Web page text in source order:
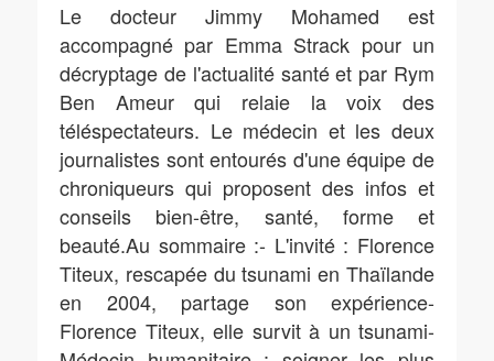
Le docteur Jimmy Mohamed est
accompagné par Emma Strack pour un
décryptage de l'actualité santé et par Rym
Ben Ameur qui relaie la voix des
téléspectateurs. Le médecin et les deux
journalistes sont entourés d'une équipe de
chroniqueurs qui proposent des infos et
conseils bien-être, santé, forme et
beauté.Au sommaire :- L'invité : Florence
Titeux, rescapée du tsunami en Thaïlande
en 2004, partage son expérience-
Florence Titeux, elle survit à un tsunami-